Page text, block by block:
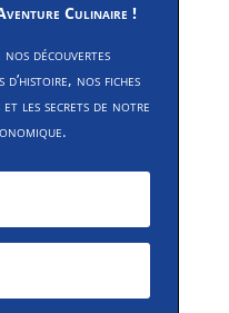
Culinaire !
nos découvertes
d’histoire, nos fiches
les secrets de notre